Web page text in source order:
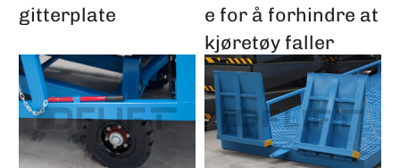
gitterplate
e for å forhindre at
kjøretøy faller